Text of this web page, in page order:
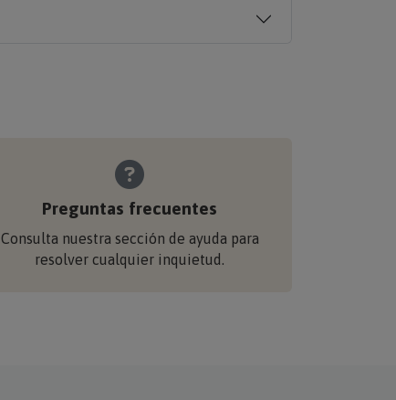
Preguntas frecuentes
Consulta nuestra sección de ayuda para
resolver cualquier inquietud.